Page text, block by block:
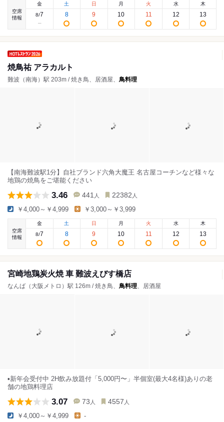
空席
情報
金
8/7
土
8
日
9
月
10
火
11
水
12
木
13
焼鳥祐 アラカルト
難波（南海）駅 203m / 焼き鳥、居酒屋、 鳥料理
【南海難波駅1分】自社ブランド六角大魔王 名古屋コーチンなど様々な
地鶏の焼鳥をご堪能ください
3.46 441 人 22382 人
￥4,000～￥4,999 ￥3,000～￥3,999
空席
情報
金
8/7
土
8
日
9
月
10
火
11
水
12
木
13
宮崎地鶏炭火焼 車 難波えびす橋店
なんば（大阪メトロ）駅 126m / 焼き鳥、 鳥料理、居酒屋
▪️新年会受付中 2H飲み放題付「5,000円〜」半個室(最大4名様)ありの老
舗の地鶏料理店
3.07 73 人 4557 人
￥4,000～￥4,999 -